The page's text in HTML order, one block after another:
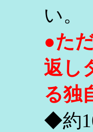
い。
●た
返し
る独
◆約